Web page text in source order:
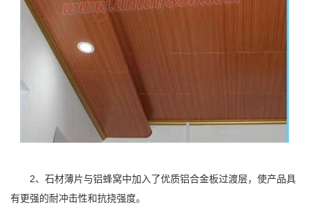
2、石材薄片与铝蜂窝中加入了优质铝合金板过渡层，使产品具
有更强的耐冲击性和抗挠强度。